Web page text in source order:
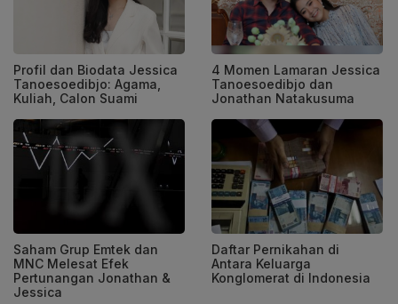
Profil dan Biodata Jessica
Tanoesoedibjo: Agama,
Kuliah, Calon Suami
4 Momen Lamaran Jessica
Tanoesoedibjo dan
Jonathan Natakusuma
Saham Grup Emtek dan
MNC Melesat Efek
Pertunangan Jonathan &
Jessica
Daftar Pernikahan di
Antara Keluarga
Konglomerat di Indonesia